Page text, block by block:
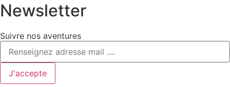
Newsletter
Suivre nos aventures
J'accepte